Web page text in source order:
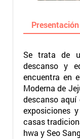
Presentación
Se trata de
descanso y
encuentra en
Moderna de
descanso aquí
exposiciones
casas
hwa y Seo